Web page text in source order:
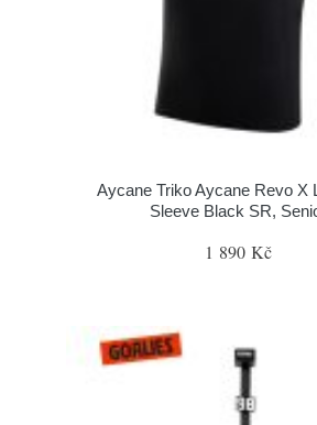
Aycane Triko Aycane Revo X
Sleeve Black SR,
1 890 Kč